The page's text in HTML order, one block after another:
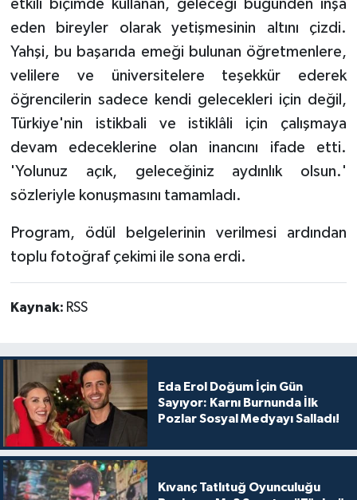
etkili biçimde kullanan, geleceği bugünden inşa
eden bireyler olarak yetişmesinin altını çizdi.
Yahşi, bu başarıda emeği bulunan öğretmenlere,
velilere ve üniversitelere teşekkür ederek
öğrencilerin sadece kendi gelecekleri için değil,
Türkiye'nin istikbali ve istiklâli için çalışmaya
devam edeceklerine olan inancını ifade etti.
'Yolunuz açık, geleceğiniz aydınlık olsun.'
sözleriyle konuşmasını tamamladı.
Program, ödül belgelerinin verilmesi ardından
toplu fotoğraf çekimi ile sona erdi.
Kaynak: RSS
Eda Erol Doğum İçin Gün
Sayıyor: Karnı Burnunda İlk
Pozlar Sosyal Medyayı Salladı!
Kıvanç Tatlıtuğ Oyunculuğu